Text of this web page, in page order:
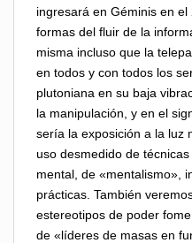
ingresará en Géminis en
formas del fluir de la
misma incluso que la
en todos y con todos los
plutoniana en su baja
la manipulación, y en el
sería la exposición a la luz
uso desmedido de
mental, de «mentalismo»,
prácticas. También
estereotipos de poder
de «líderes de masas en